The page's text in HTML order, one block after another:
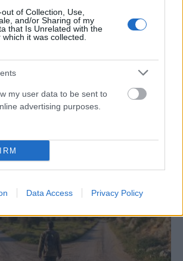
of Collection, Use,
and/or Sharing of my
that Is Unrelated with the
it was collected.
my user data to be sent to
advertising purposes.
Data Access Privacy Policy
ανάλωσε τη μισή ύλη της για να μην
ΖΑΜΠΑΡΑ